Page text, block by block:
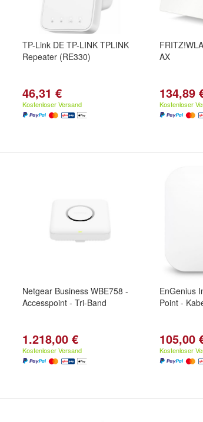
TP-Link DE TP-LINK TPLINK
Repeater (RE330)
46,31 €
Kostenloser Versand
AX
134,89
Kostenloser
Netgear Business WBE758 -
Accesspoint - Tri-Band
1.218,00 €
Kostenloser Versand
EnGenius
Point -
105,00
Kostenloser